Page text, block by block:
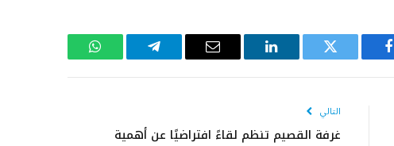
فيسبوك تويتر لينكدإن
البريد
تيلقرام واتساب
التالي
غرفة القصيم تنظم لقاءً افتراضيًا عن أهمية